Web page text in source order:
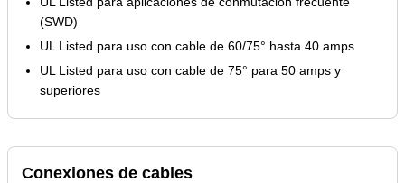
(SWD)
UL Listed para uso con cable de 60/75° hasta 40 amps
UL Listed para uso con cable de 75° para 50 amps y
superiores
Conexiones de cables